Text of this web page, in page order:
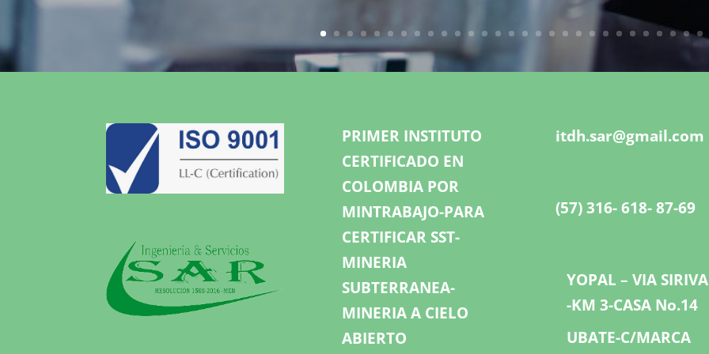
PRIMER INSTITUTO
CERTIFICADO EN
COLOMBIA POR
MINTRABAJO-PARA
CERTIFICAR SST-
MINERIA
SUBTERRANEA-
MINERIA A CIELO
ABIERTO
itdh.sar@gmail.com
(57) 316- 618- 87-69
YOPAL – VIA
-KM 3-CASA No.14
UBATE-C/MARCA